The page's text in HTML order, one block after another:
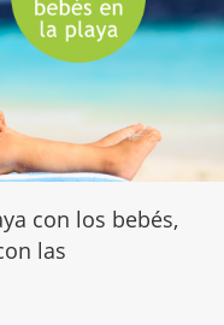
con los bebés,
las